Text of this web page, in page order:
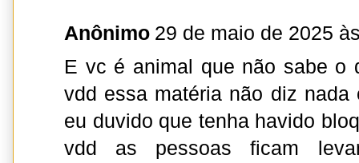
Anônimo 29 de maio de 2025
E vc é animal que não sabe o
vdd essa matéria não diz nada
eu duvido que tenha havido
vdd as pessoas ficam